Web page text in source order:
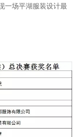
一场平湖服装设计最